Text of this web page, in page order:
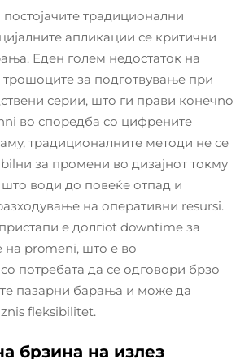
традиционални
апликации се критични
Еден голем недостаток на
за подготвување при
серии, што ги прави конечno
во споредба со цифрените
традиционалните методи не се
за промени во дизајнот токму
води до повеќе отпад и
на оперативни resursi.
е долгiot downtime за
promeni, што е во
потребата да се одговори брзо
пазарни барања и може да
fleksibilitet.
брзина на излез